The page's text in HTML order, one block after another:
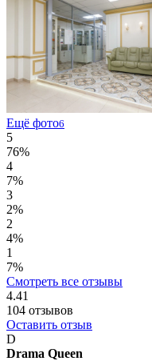
Ещё фото6
5
76%
4
7%
3
2%
2
4%
1
7%
Смотреть все отзывы
4.41
104 отзывов
Оставить отзыв
D
Drama Queen